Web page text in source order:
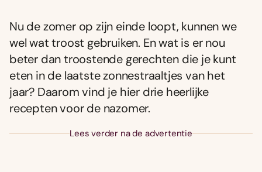
Nu de zomer op zijn einde loopt, kunnen we
wel wat troost gebruiken. En wat is er nou
beter dan troostende gerechten die je kunt
eten in de laatste zonnestraaltjes van het
jaar? Daarom vind je hier drie heerlijke
recepten voor de nazomer.
Lees verder na de advertentie